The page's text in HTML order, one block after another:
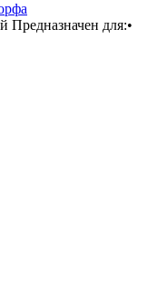
Предназначен для:•